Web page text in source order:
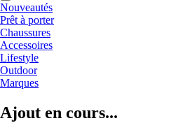
Nouveautés
Prêt à porter
Chaussures
Accessoires
Lifestyle
Outdoor
Marques
Ajout en cours...